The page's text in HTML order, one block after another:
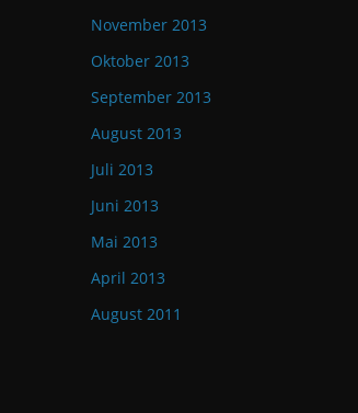
November 2013
Oktober 2013
September 2013
August 2013
Juli 2013
Juni 2013
Mai 2013
April 2013
August 2011